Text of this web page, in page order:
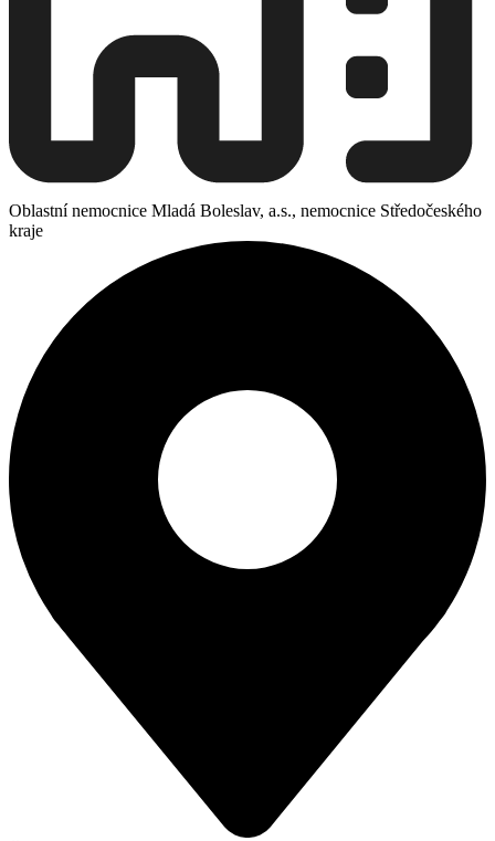
Oblastní nemocnice Mladá Boleslav, a.s., nemocnice Středočeského
kraje